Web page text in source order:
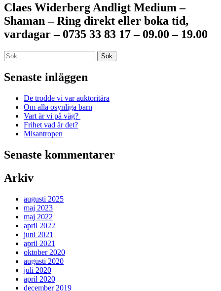
Claes Widerberg Andligt Medium –
Shaman – Ring direkt eller boka tid,
vardagar – 0735 33 83 17 – 09.00 – 19.00
Sök
efter:
Senaste inläggen
De trodde vi var auktoritära
Om alla osynliga barn
Vart är vi på väg?
Frihet vad är det?
Misantropen
Senaste kommentarer
Arkiv
augusti 2025
maj 2023
maj 2022
april 2022
juni 2021
april 2021
oktober 2020
augusti 2020
juli 2020
april 2020
december 2019